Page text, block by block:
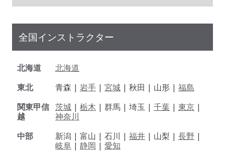
全国インストラクター
北海道
北海道
東北
青森 | 岩手 | 宮城 | 秋田 | 山形 | 福島
関東甲信
越
茨城 | 栃木 | 群馬 | 埼玉 | 千葉 | 東京 |
神奈川
中部
新潟 | 富山 | 石川 | 福井 | 山梨 | 長野 |
岐阜 | 静岡 | 愛知